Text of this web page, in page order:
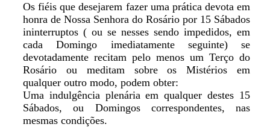
Os fiéis que desejarem fazer uma prática devota em
honra de Nossa Senhora do Rosário por 15 Sábados
ininterruptos ( ou se nesses sendo impedidos, em
cada Domingo imediatamente seguinte) se
devotadamente recitam pelo menos um Terço do
Rosário ou meditam sobre os Mistérios em
qualquer outro modo, podem obter:
Uma indulgência plenária em qualquer destes 15
Sábados, ou Domingos correspondentes, nas
mesmas condições.